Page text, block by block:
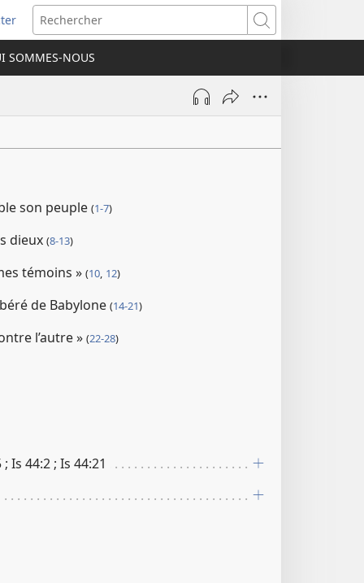
Rechercher
SOMMES-NOUS
son peuple (1-7)
dieux (8-13)
témoins » (10, 12)
de Babylone (14-21)
l’autre » (22-28)
Is 44​:​2 ; Is 44​:​21